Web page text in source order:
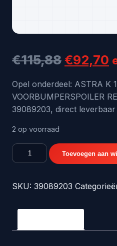
€115,88
prijs
was:
€92,70
Opel onderdeel: ASTRA K
VOORBUMPERSPOILER
39089203, direct leverbaar
2 op voorraad
ASTRA
K
VOORBUMPERSPOILER
ZIE
Toevoegen aan
SKU: 39089203